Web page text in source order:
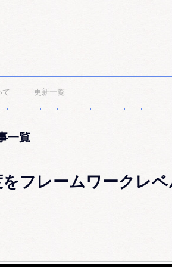
て 更新一覧
一覧
をフレームワークレ